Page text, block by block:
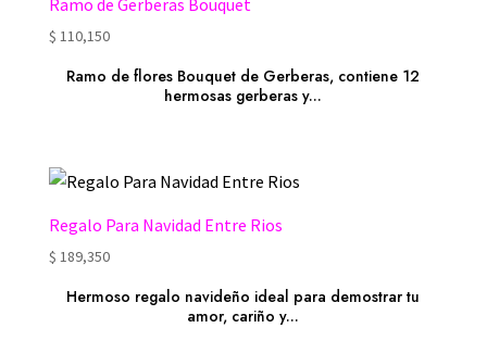
$ 110,150
Ramo de flores Bouquet de Gerberas, contiene 12
hermosas gerberas y...
Regalo Para Navidad Entre Rios
$ 189,350
Hermoso regalo navideño ideal para demostrar tu
amor, cariño y...